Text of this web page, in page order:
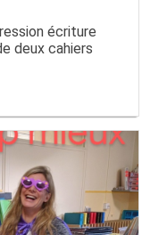
écriture
deux cahiers